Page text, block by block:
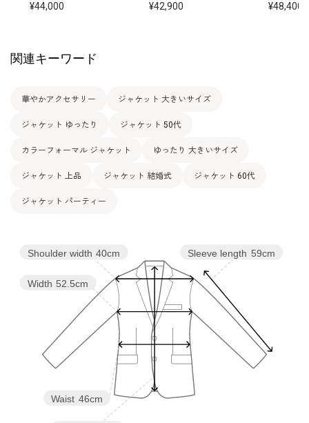
44,000 42,900 48,400
関連キーワード
華やかアクセサリー ジャケット 大きいサイズ
ジャケット ゆったり ジャケット 50代
カラーフォーマル ジャケット ゆったり 大きいサイズ
ジャケット 上品 ジャケット 結婚式 ジャケット 60代
ジャケット パーティー
Sleeve length 59cm
Waist 46cm
Width 52.5cm
Shoulder width 40cm